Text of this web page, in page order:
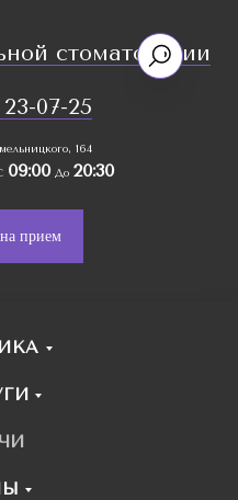
стоматологии
07-25
164
09:00До 20:30
на прием